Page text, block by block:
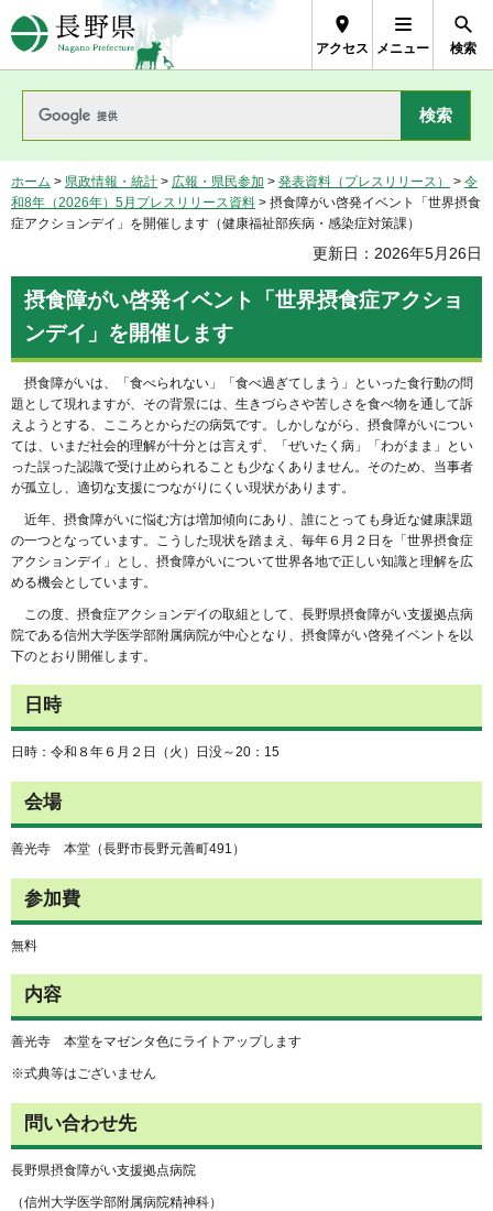
長野県Nagano Prefecture
アクセス メニュー 検索
ホーム > 県政情報・統計 > 広報・県民参加 > 発表資料（プレスリリース） > 令
和8年（2026年）5月プレスリリース資料 > 摂食障がい啓発イベント「世界摂食
症アクションデイ」を開催します（健康福祉部疾病・感染症対策課）
更新日：2026年5月26日
摂食障がい啓発イベント「世界摂食症アクショ
ンデイ」を開催します
摂食障がいは、「食べられない」「食べ過ぎてしまう」といった食行動の問
題として現れますが、その背景には、生きづらさや苦しさを食べ物を通して訴
えようとする、こころとからだの病気です。しかしながら、摂食障がいについ
ては、いまだ社会的理解が十分とは言えず、「ぜいたく病」「わがまま」とい
った誤った認識で受け止められることも少なくありません。そのため、当事者
が孤立し、適切な支援につながりにくい現状があります。
近年、摂食障がいに悩む方は増加傾向にあり、誰にとっても身近な健康課題
の一つとなっています。こうした現状を踏まえ、毎年６月２日を「世界摂食症
アクションデイ」とし、摂食障がいについて世界各地で正しい知識と理解を広
める機会としています。
この度、摂食症アクションデイの取組として、長野県摂食障がい支援拠点病
院である信州大学医学部附属病院が中心となり、摂食障がい啓発イベントを以
下のとおり開催します。
日時
日時：令和８年６月２日（火）日没～20：15
会場
善光寺 本堂（長野市長野元善町491）
参加費
無料
内容
善光寺 本堂をマゼンタ色にライトアップします
※式典等はございません
問い合わせ先
長野県摂食障がい支援拠点病院
（信州大学医学部附属病院精神科）